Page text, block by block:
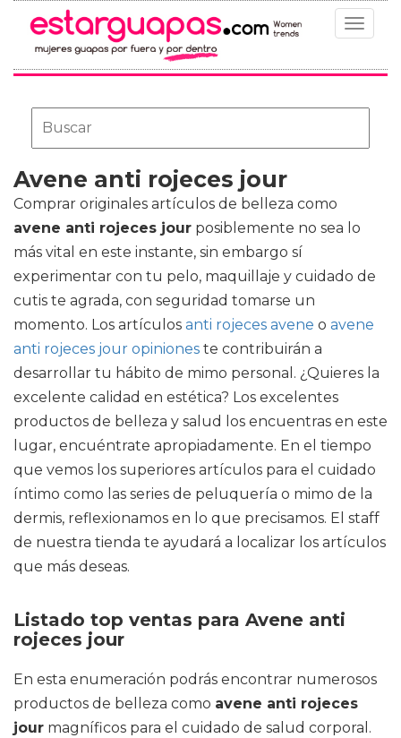
Toggle
Avene anti rojeces jour
Comprar originales artículos de belleza como
avene anti rojeces jour posiblemente no sea lo
más vital en este instante, sin embargo sí
experimentar con tu pelo, maquillaje y cuidado de
cutis te agrada, con seguridad tomarse un
momento. Los artículos anti rojeces avene o avene
anti rojeces jour opiniones te contribuirán a
desarrollar tu hábito de mimo personal. ¿Quieres la
excelente calidad en estética? Los excelentes
productos de belleza y salud los encuentras en este
lugar, encuéntrate apropiadamente. En el tiempo
que vemos los superiores artículos para el cuidado
íntimo como las series de peluquería o mimo de la
dermis, reflexionamos en lo que precisamos. El staff
de nuestra tienda te ayudará a localizar los artículos
que más deseas.
Listado top ventas para Avene anti
rojeces jour
En esta enumeración podrás encontrar numerosos
productos de belleza como avene anti rojeces
jour magníficos para el cuidado de salud corporal.